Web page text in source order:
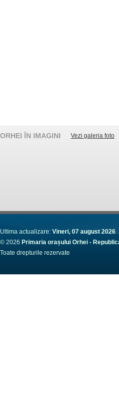
ORHEI ÎN IMAGINI Vezi galeria foto
Ultima actualizare: Vineri, 07 august 2026
© 2026 Primaria orașului Orhei -
Toate drepturile rezervate